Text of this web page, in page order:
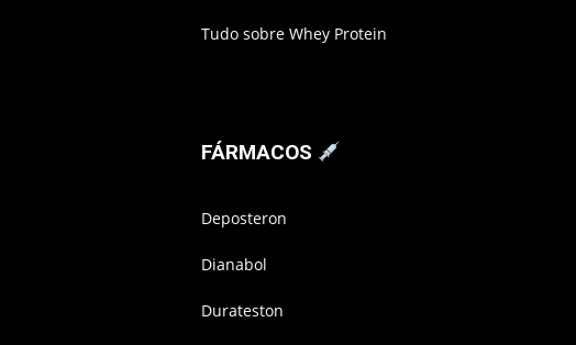
Tudo sobre Whey Protein
FÁRMACOS
Deposteron
Dianabol
Durateston